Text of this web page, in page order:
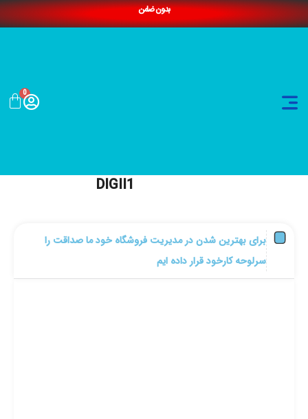
بدون ضامن
0
DIGII1
برای بهترین شدن در مدیریت فروشگاه خود ما صداقت را
سرلوحه کارخود قرار داده ایم